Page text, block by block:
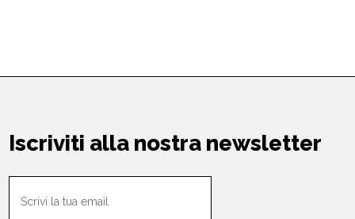
Iscriviti alla nostra newsletter